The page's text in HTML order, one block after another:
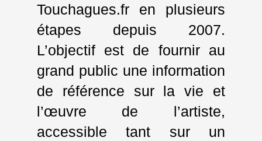
Touchagues.fr en plusieurs
étapes depuis 2007.
L’objectif est de fournir au
grand public une information
de référence sur la vie et
l’œuvre de l’artiste,
accessible tant sur un